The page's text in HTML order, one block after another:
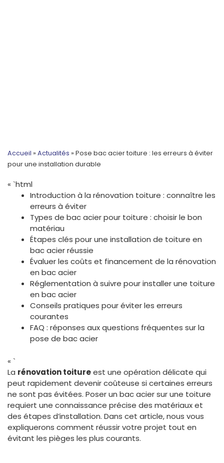
Accueil » Actualités » Pose bac acier toiture : les erreurs à éviter
pour une installation durable
« `html
Introduction à la rénovation toiture : connaître les
erreurs à éviter
Types de bac acier pour toiture : choisir le bon
matériau
Étapes clés pour une installation de toiture en
bac acier réussie
Évaluer les coûts et financement de la rénovation
en bac acier
Réglementation à suivre pour installer une toiture
en bac acier
Conseils pratiques pour éviter les erreurs
courantes
FAQ : réponses aux questions fréquentes sur la
pose de bac acier
« `
La rénovation toitureest une opération délicate qui
peut rapidement devenir coûteuse si certaines erreurs
ne sont pas évitées. Poser un bac acier sur une toiture
requiert une connaissance précise des matériaux et
des étapes d’installation. Dans cet article, nous vous
expliquerons comment réussir votre projet tout en
évitant les pièges les plus courants.